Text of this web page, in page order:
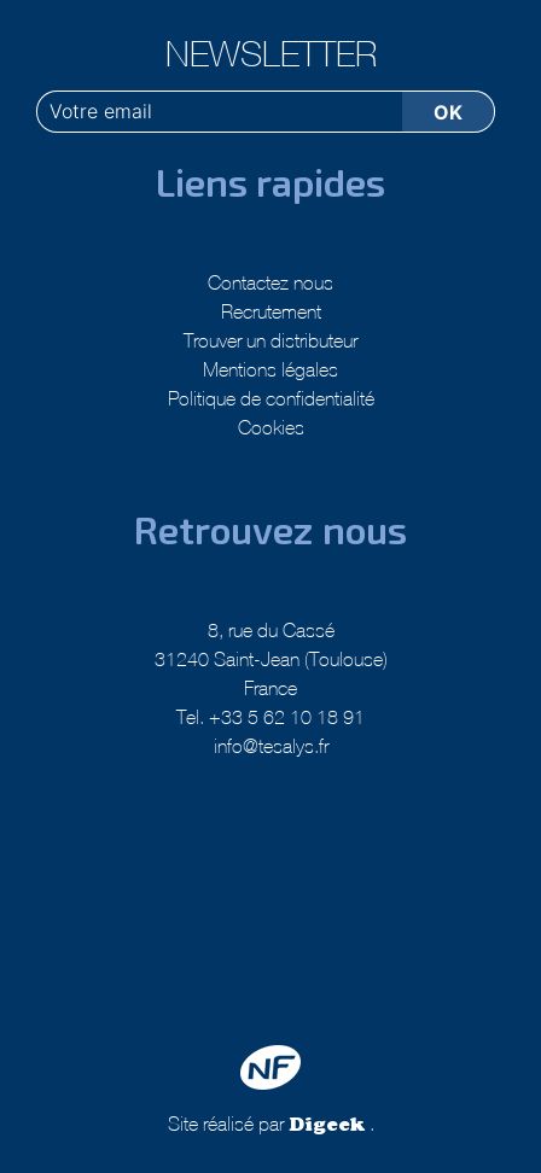
NEWSLETTER
Liens rapides
Contactez nous
Recrutement
Trouver un distributeur
Mentions légales
Politique de confidentialité
Cookies
Retrouvez nous
8, rue du Cassé
31240 Saint-Jean (Toulouse)
France
Tel. +33 5 62 10 18 91
info@tesalys.fr
Site réalisé parDigeek.